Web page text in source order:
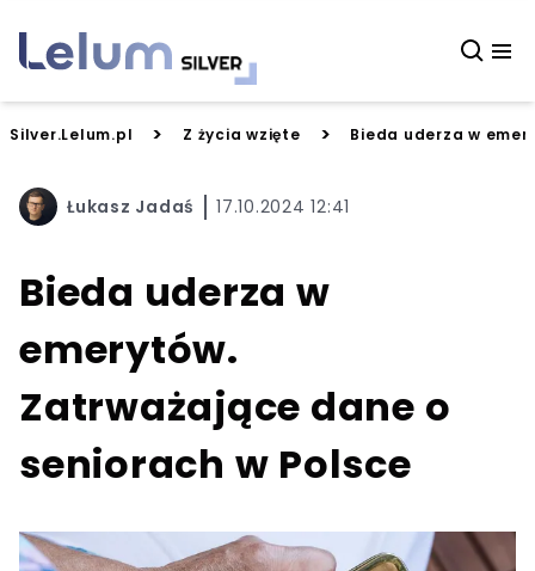
Silver.Lelum.pl > Z życia wzięte > Bieda uderza w
Łukasz Jadaś 17.10.2024 12:41
Bieda uderza w
emerytów.
Zatrważające dane o
seniorach w Polsce